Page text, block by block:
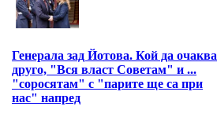
Генерала зад Йотова. Кой да очаква
друго, "Вся власт Советам" и ...
"соросятам" с "парите ще са при
нас" напред